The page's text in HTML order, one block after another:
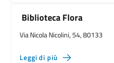
Biblioteca Flora
Via Nicola Nicolini, 54, 80133
Leggi di più